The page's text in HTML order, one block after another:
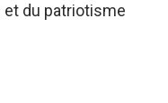
et du patriotisme